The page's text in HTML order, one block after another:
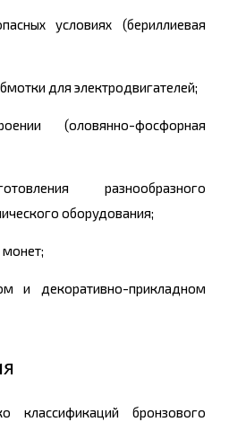
условиях (бериллиевая
для электродвигателей;
(оловянно-фосфорная
разнообразного
оборудования;
монет;
и декоративно-прикладном
классификаций бронзового